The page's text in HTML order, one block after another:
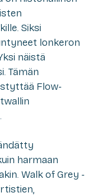
Siksi
lonkeron
näistä
Tämän
Flow-
.
harmaan
Walk of Grey -